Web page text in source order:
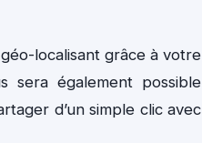
localisant grâce à votre
sera également possible
d’un simple clic avec